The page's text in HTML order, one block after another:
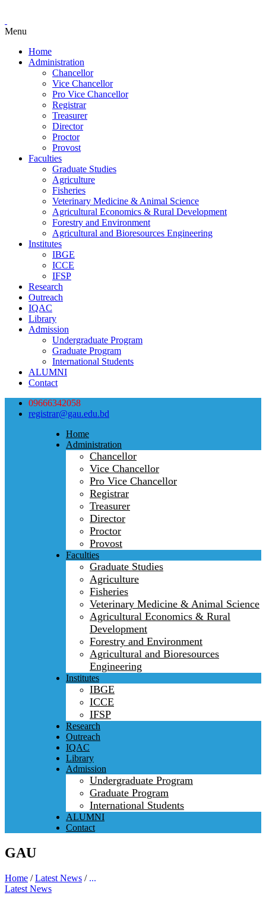
Menu
Home
Administration
Chancellor
Vice Chancellor
Pro Vice Chancellor
Registrar
Treasurer
Director
Proctor
Provost
Faculties
Graduate Studies
Agriculture
Fisheries
Veterinary Medicine & Animal Science
Agricultural Economics & Rural Development
Forestry and Environment
Agricultural and Bioresources Engineering
Institutes
IBGE
ICCE
IFSP
Research
Outreach
IQAC
Library
Admission
Undergraduate Program
Graduate Program
International Students
ALUMNI
Contact
09666342058
registrar@gau.edu.bd
Home
Administration
Chancellor
Vice Chancellor
Pro Vice Chancellor
Registrar
Treasurer
Director
Proctor
Provost
Faculties
Graduate Studies
Agriculture
Fisheries
Veterinary Medicine & Animal Science
Agricultural Economics & Rural
Development
Forestry and Environment
Agricultural and Bioresources
Engineering
Institutes
IBGE
ICCE
IFSP
Research
Outreach
IQAC
Library
Admission
Undergraduate Program
Graduate Program
International Students
ALUMNI
Contact
GAU
Home /Latest News / ...
Latest News